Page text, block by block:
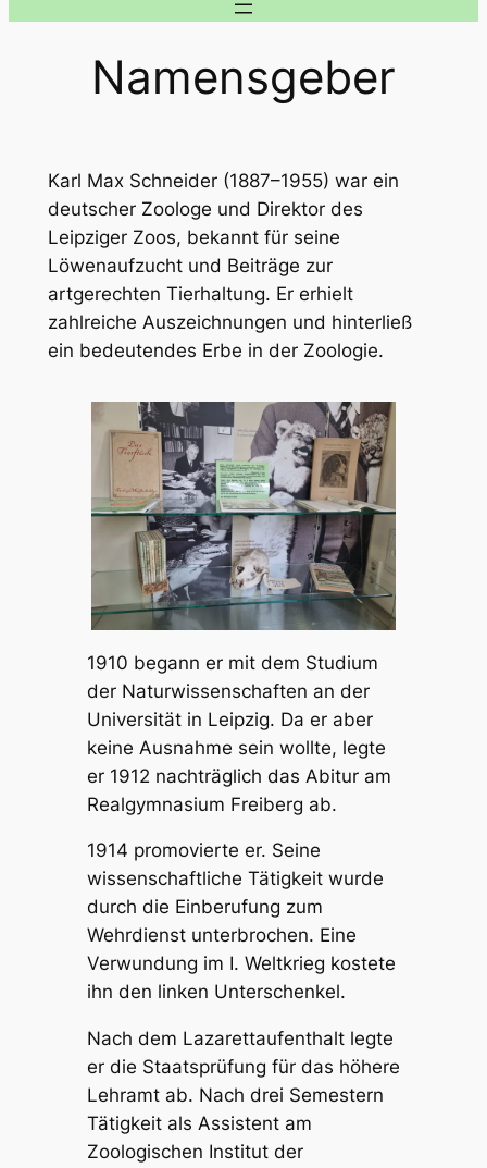
Namensgeber
Karl Max Schneider (1887–1955) war ein
deutscher Zoologe und Direktor des
Leipziger Zoos, bekannt für seine
Löwenaufzucht und Beiträge zur
artgerechten Tierhaltung. Er erhielt
zahlreiche Auszeichnungen und hinterließ
ein bedeutendes Erbe in der Zoologie.
1910 begann er mit dem Studium
der Naturwissenschaften an der
Universität in Leipzig. Da er aber
keine Ausnahme sein wollte, legte
er 1912 nachträglich das Abitur am
Realgymnasium Freiberg ab.
1914 promovierte er. Seine
wissenschaftliche Tätigkeit wurde
durch die Einberufung zum
Wehrdienst unterbrochen. Eine
Verwundung im I. Weltkrieg kostete
ihn den linken Unterschenkel.
Nach dem Lazarettaufenthalt legte
er die Staatsprüfung für das höhere
Lehramt ab. Nach drei Semestern
Tätigkeit als Assistent am
Zoologischen Institut der